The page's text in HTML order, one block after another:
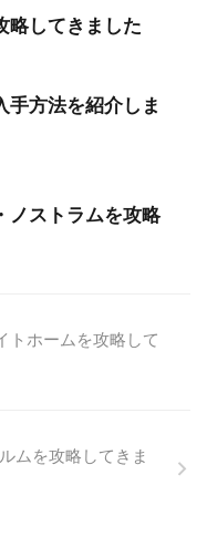
略してきました
手方法を紹介しま
ノストラムを攻略
トホームを攻略して
ムを攻略してきま